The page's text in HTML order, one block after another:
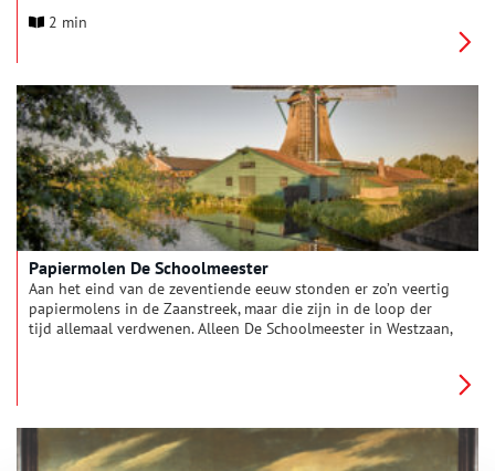
externe partijen en aanvullende controleberekeningen bleek
op de roeden-problematiek die eind vorig jaar aan het licht
kwam bij verfmolen De Kat.
2 min
Papiermolen De Schoolmeester
Aan het eind van de zeventiende eeuw stonden er zo’n veertig
papiermolens in de Zaanstreek, maar die zijn in de loop der
tijd allemaal verdwenen. Alleen De Schoolmeester in Westzaan,